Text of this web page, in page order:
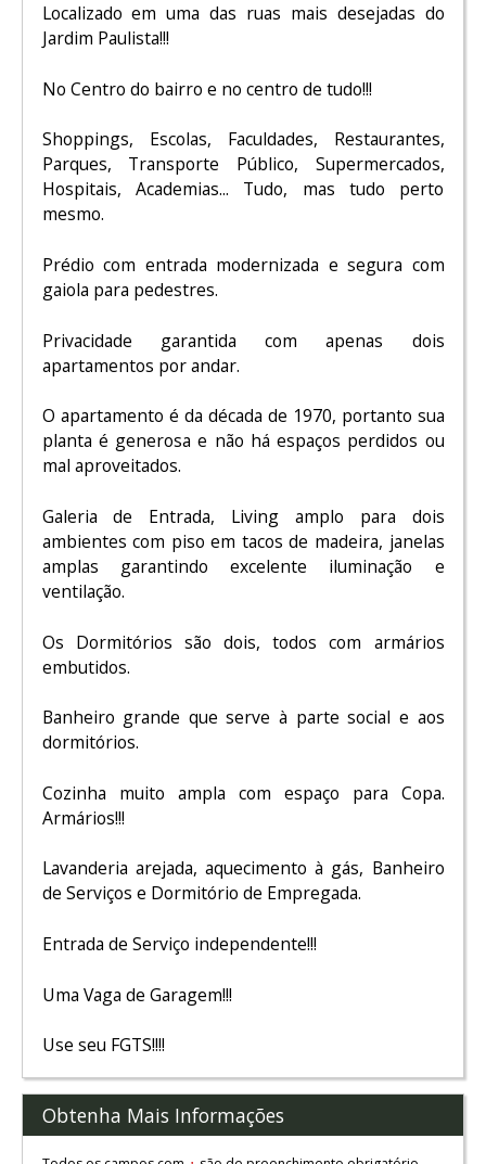
Localizado em uma das ruas mais desejadas do
Jardim Paulista!!!
No Centro do bairro e no centro de tudo!!!
Shoppings, Escolas, Faculdades, Restaurantes,
Parques, Transporte Público, Supermercados,
Hospitais, Academias... Tudo, mas tudo perto
mesmo.
Prédio com entrada modernizada e segura com
gaiola para pedestres.
Privacidade garantida com apenas dois
apartamentos por andar.
O apartamento é da década de 1970, portanto sua
planta é generosa e não há espaços perdidos ou
mal aproveitados.
Galeria de Entrada, Living amplo para dois
ambientes com piso em tacos de madeira, janelas
amplas garantindo excelente iluminação e
ventilação.
Os Dormitórios são dois, todos com armários
embutidos.
Banheiro grande que serve à parte social e aos
dormitórios.
Cozinha muito ampla com espaço para Copa.
Armários!!!
Lavanderia arejada, aquecimento à gás, Banheiro
de Serviços e Dormitório de Empregada.
Entrada de Serviço independente!!!
Uma Vaga de Garagem!!!
Use seu FGTS!!!!
Obtenha Mais Informações